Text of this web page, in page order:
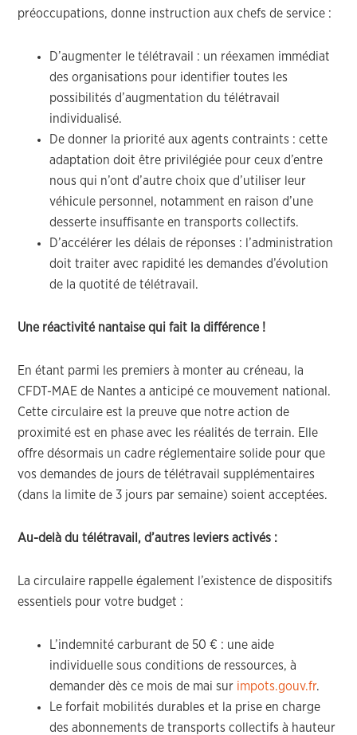
préoccupations, donne instruction aux chefs de service :
D’augmenter le télétravail : un réexamen immédiat
des organisations pour identifier toutes les
possibilités d’augmentation du télétravail
individualisé.
De donner la priorité aux agents contraints : cette
adaptation doit être privilégiée pour ceux d’entre
nous qui n’ont d’autre choix que d’utiliser leur
véhicule personnel, notamment en raison d’une
desserte insuffisante en transports collectifs.
D’accélérer les délais de réponses : l’administration
doit traiter avec rapidité les demandes d’évolution
de la quotité de télétravail.
Une réactivité nantaise qui fait la différence !
En étant parmi les premiers à monter au créneau, la
CFDT-MAE de Nantes a anticipé ce mouvement national.
Cette circulaire est la preuve que notre action de
proximité est en phase avec les réalités de terrain. Elle
offre désormais un cadre réglementaire solide pour que
vos demandes de jours de télétravail supplémentaires
(dans la limite de 3 jours par semaine) soient acceptées.
Au-delà du télétravail, d’autres leviers activés :
La circulaire rappelle également l’existence de dispositifs
essentiels pour votre budget :
L’indemnité carburant de 50 € : une aide
individuelle sous conditions de ressources, à
demander dès ce mois de mai sur impots.gouv.fr.
Le forfait mobilités durables et la prise en charge
des abonnements de transports collectifs à hauteur